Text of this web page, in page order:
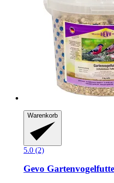
Warenkorb
5.0 (2)
Gevo